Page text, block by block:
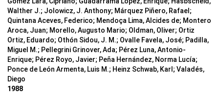
Walther J.; Jolowicz, J. Anthony; Márquez Piñero, Rafael;
Quintana Aceves, Federico; Mendoça Lima, Alcides de; Montero
Aroca, Juan; Morello, Augusto Mario; Oldman, Oliver; Ortiz
Ortiz, Eduardo; Othón Sidou, J. M.; Ovalle Favela, José; Padilla,
Miguel M.; Pellegrini Grinover, Ada; Pérez Luna, Antonio-
Enrique; Pérez Royo, Javier; Peña Hernández, Norma Lucía;
Ponce de León Armenta, Luis M.; Heinz Schwab, Karl; Valadés,
Diego
1988